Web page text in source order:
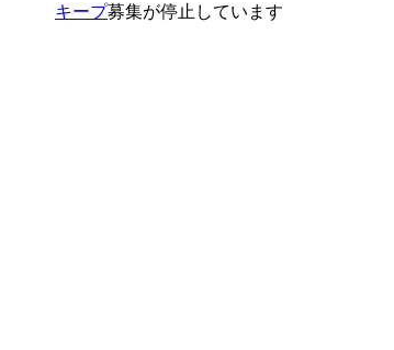
キープ募集が停止しています